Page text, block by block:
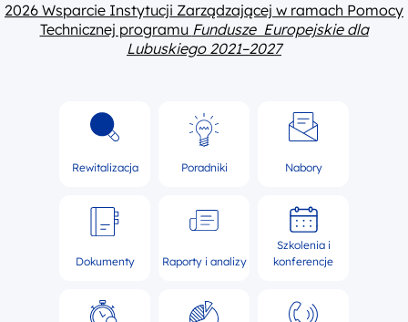
2026 Wsparcie Instytucji Zarządzającej w ramach Pomocy
Technicznej programu Fundusze Europejskie dla
Lubuskiego 2021–2027
Rewitalizacja Poradniki Nabory
Dokumenty Raporty i analizy
Szkolenia i
konferencje